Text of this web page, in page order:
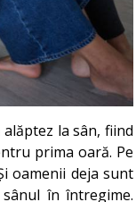
la sân, fiind
prima oară. Pe
oamenii deja sunt
în întregime.